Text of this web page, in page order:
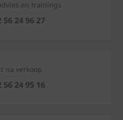
en trainings
56 24 96 27
na verkoop
56 24 95 16